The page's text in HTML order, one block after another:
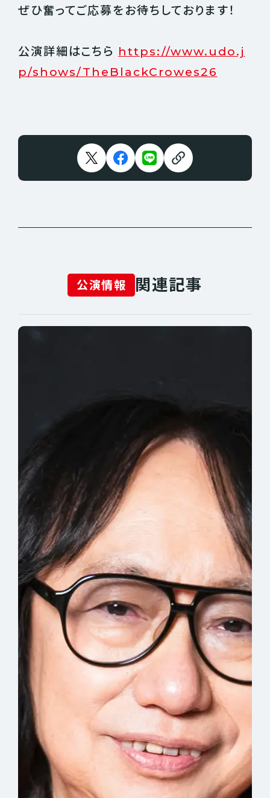
ぜひ奮ってご応募をお待ちしております！
公演詳細はこちら https://www.udo.j
p/shows/TheBlackCrowes26
公演情報 関連記事